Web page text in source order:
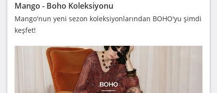
Mango - Boho Koleksiyonu
Mango'nun yeni sezon koleksiyonlarından BOHO'yu şimdi
keşfet!